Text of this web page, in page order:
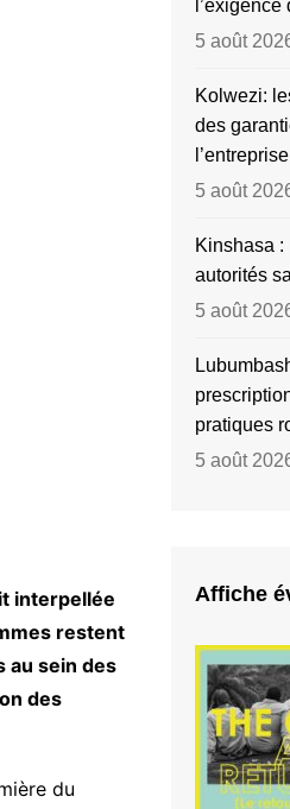
interpellée
restent
au sein des
des
du
5 août
Kolwezi:
des
5 août
Kinshasa
autorités
5 août
pratiques
5 août
Affiche